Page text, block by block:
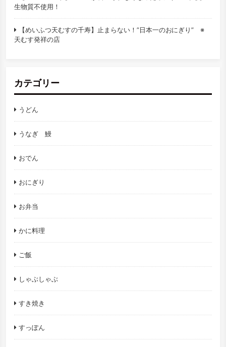
生物質不使用！
【めいふつ天むすの千寿】止まらない！”日本一のおにぎり” ※
天むす発祥の店
カテゴリー
うどん
うなぎ 鰻
おでん
おにぎり
お弁当
かに料理
ご飯
しゃぶしゃぶ
すき焼き
すっぽん